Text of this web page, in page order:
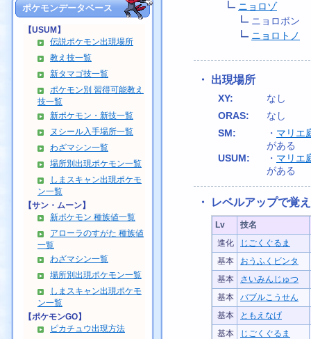
ポケモンデータベース
【USUM】
伝説ポケモン出現場所
教え技一覧
新タマゴ技一覧
ポケモン別 習得可能教え
技一覧
新ポケモン・新技一覧
ヌシール入手場所一覧
わざマシン一覧
場所別出現ポケモン一覧
しまスキャン出現ポケモ
ン一覧
【サン・ムーン】
新ポケモン 種族値一覧
アローラのすがた 種族値
一覧
わざマシン一覧
場所別出現ポケモン一覧
しまスキャン出現ポケモ
ン一覧
【ポケモンGO】
ピカチュウ出現方法
ニョロゾ
ニョロボン
ニョロトノ
・ 出現場所
XY:
なし
ORAS:
なし
SM:
・ マリエ
がある
USUM:
・ マリエ
がある
・ レベルアップで覚
Lv
技名
進化
じごくぐるま
基本
おうふくビンタ
基本
さいみんじゅつ
基本
バブルこうせん
基本
ともえなげ
基本
じごくぐるま